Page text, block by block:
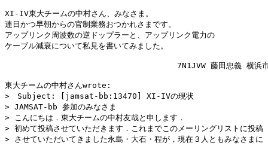
XI-IV東大チームの中村さん、みなさま。
連日かつ早朝からの官制業務おつかれさまです。
アップリンク周波数の逆ドップラーと、アップリンク電力の
ケーブル減衰について私見を書いてみました。
7N1JVW 藤田忠義 横浜
東大チームの中村さんwrote:
>　Subject: [jamsat-bb:13470] XI-IVの現状
> JAMSAT-bb 参加のみなさま
> こんにちは．東大チームの中村友哉と申します．
> 初めて投稿させていただきます．これまでこのメーリングリストに投稿
> させていただいてきました永島・大石・程が，現在３人ともみなさまに